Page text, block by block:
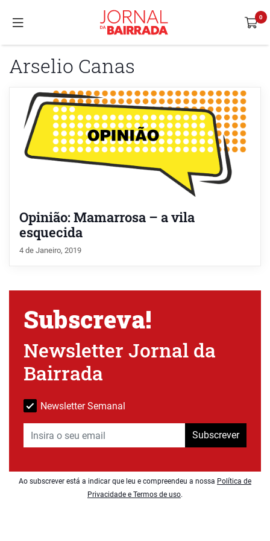
Arselio Canas
Opinião: Mamarrosa – a vila
esquecida
4 de Janeiro, 2019
Subscreva!
Newsletter Jornal da
Bairrada
Newsletter Semanal
Subscrever
Ao subscrever está a indicar que leu e compreendeu a nossa Política de
Privacidade e Termos de uso.